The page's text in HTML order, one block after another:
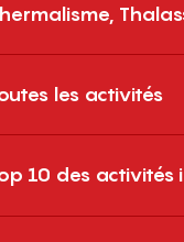
les activités
10 des activités